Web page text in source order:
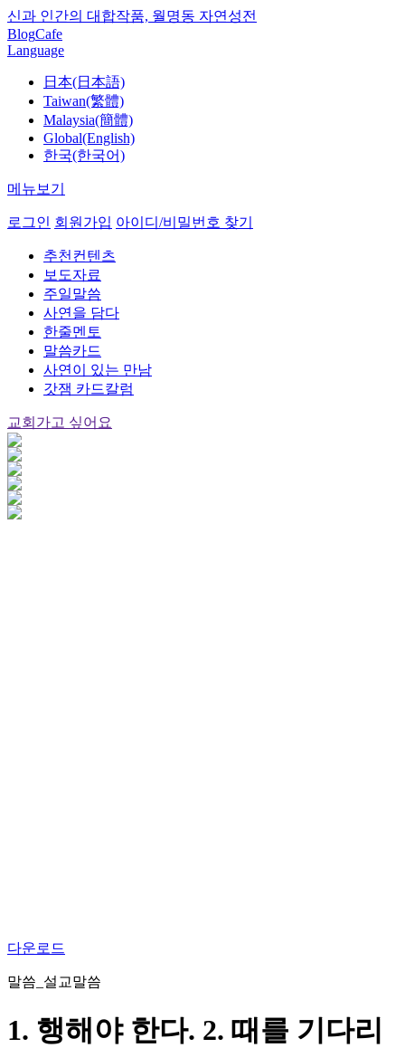
신과 인간의 대합작품, 월명동 자연성전
BlogCafe
Language
日本(日本語)
Taiwan(繁體)
Malaysia(簡體)
Global(English)
한국(한국어)
메뉴보기
로그인 회원가입 아이디/비밀번호 찾기
추천컨텐츠
보도자료
주일말씀
사연을 담다
한줄멘토
말씀카드
사연이 있는 만남
갓잼 카드칼럼
교회가고 싶어요
다운로드
말씀_설교말씀
1. 행해야 한다. 2. 때를 기다리